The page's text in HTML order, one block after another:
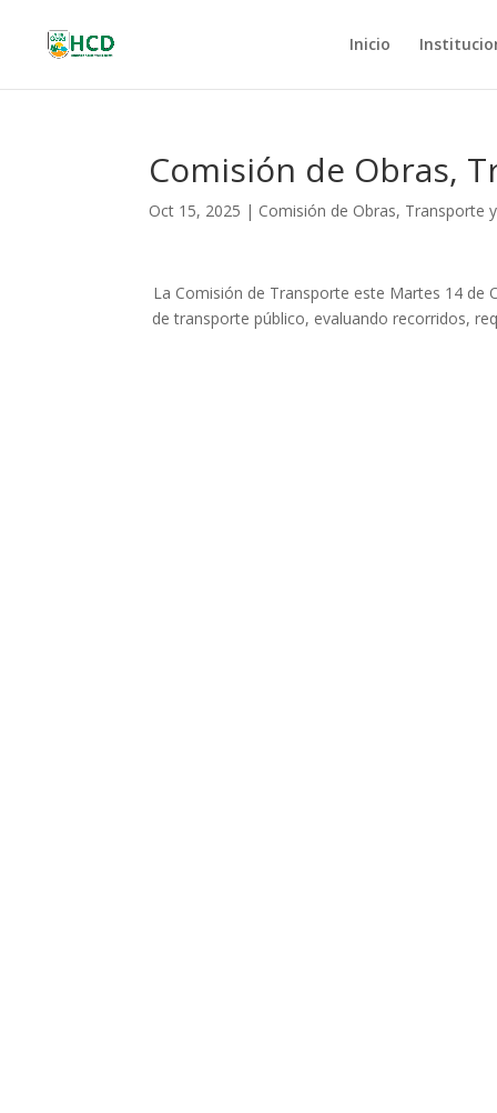
Inicio
Comisión de Obras,
Oct 15, 2025 | Comisión de Obras, Transporte
La Comisión de Transporte este Martes 14 de
de transporte público, evaluando recorridos,